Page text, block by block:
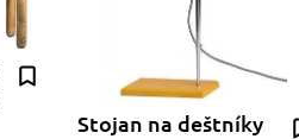
Stojan na deštníky